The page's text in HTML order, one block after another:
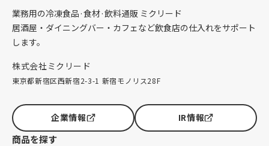
業務用の冷凍食品·食材·飲料通販 ミクリード
居酒屋・ダイニングバー・カフェなど飲食店の仕入れをサポート
します。
株式会社ミクリード
東京都新宿区西新宿2-3-1 新宿モノリス28F
企業情報 IR情報
商品を探す